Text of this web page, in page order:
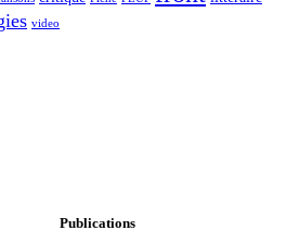
video
Publications